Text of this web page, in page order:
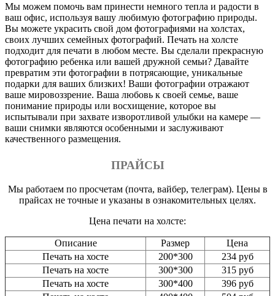
Мы можем помочь вам принести немного тепла и радости в
ваш офис, используя вашу любимую фотографию природы.
Вы можете украсить свой дом фотографиями на холстах,
своих лучших семейных фотографий. Печать на холсте
подходит для печати в любом месте. Вы сделали прекрасную
фотографию ребенка или вашей дружной семьи? Давайте
превратим эти фотографии в потрясающие, уникальные
подарки для ваших близких! Ваши фотографии отражают
ваше мировоззрение. Ваша любовь к своей семье, ваше
понимание природы или восхищение, которое вы
испытывали при захвате изворотливой улыбки на камере —
ваши снимки являются особенными и заслуживают
качественного размещения.
ПРАЙСЫ
Мы работаем по просчетам (почта, вайбер, телеграм). Цены в
прайсах не точные и указаны в ознакомительных целях.
Цена печати на холсте:
Описание Размер
Цена
Печать на хосте
200*300
234 руб
Печать на хосте
300*300
315 руб
Печать на хосте
300*400
396 руб